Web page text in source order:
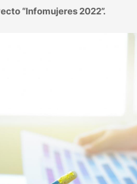
“Infomujeres 2022”.